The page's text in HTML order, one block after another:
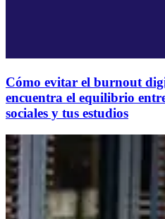
Cómo evitar el burnout
encuentra el equilibrio
sociales y tus estudios